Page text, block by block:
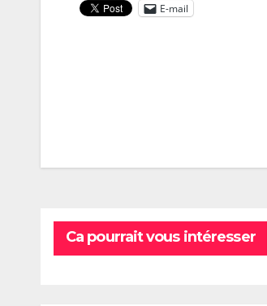
E-mail
l’article
Ca pourrait vous intéresser